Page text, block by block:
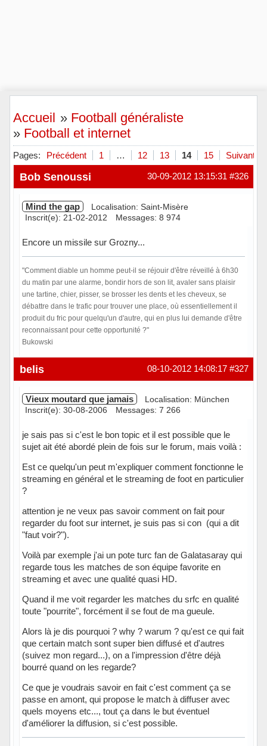
Accueil » Football généraliste
» Football et internet
Pages: Précédent 1 … 12 13 14 15 Suivant
#326
30-09-2012 13:15:31
Bob Senoussi
Mind the gap
Localisation: Saint-Misère
Inscrit(e): 21-02-2012
Messages: 8 974
Encore un missile sur Grozny...
"Comment diable un homme peut-il se réjouir d'être réveillé à 6h30
du matin par une alarme, bondir hors de son lit, avaler sans plaisir
une tartine, chier, pisser, se brosser les dents et les cheveux, se
débattre dans le trafic pour trouver une place, où essentiellement il
produit du fric pour quelqu'un d'autre, qui en plus lui demande d'être
reconnaissant pour cette opportunité ?"
Bukowski
Hors ligne #327
08-10-2012 14:08:17
belis
Vieux moutard que jamais
Localisation: München
Inscrit(e): 30-08-2006
Messages: 7 266
je sais pas si c'est le bon topic et il est possible que le
sujet ait été abordé plein de fois sur le forum, mais voilà :
Est ce quelqu'un peut m'expliquer comment fonctionne le
streaming en général et le streaming de foot en particulier
?
attention je ne veux pas savoir comment on fait pour
regarder du foot sur internet, je suis pas si con (qui a dit
"faut voir?").
Voilà par exemple j'ai un pote turc fan de Galatasaray qui
regarde tous les matches de son équipe favorite en
streaming et avec une qualité quasi HD.
Quand il me voit regarder les matches du srfc en qualité
toute "pourrite", forcément il se fout de ma gueule.
Alors là je dis pourquoi ? why ? warum ? qu'est ce qui fait
que certain match sont super bien diffusé et d'autres
(suivez mon regard...), on a l'impression d'être déjà
bourré quand on les regarde?
Ce que je voudrais savoir en fait c'est comment ça se
passe en amont, qui propose le match à diffuser avec
quels moyens etc..., tout ça dans le but éventuel
d'améliorer la diffusion, si c'est possible.